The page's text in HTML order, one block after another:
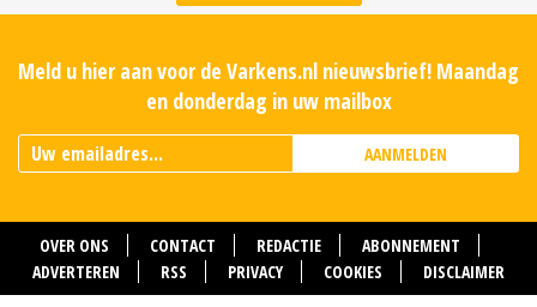
Meld u hier aan voor de Varkens.nl nieuwsbrief! Maandag
en donderdag in uw mailbox
AANMELDEN
OVER ONS CONTACT REDACTIE
ABONNEMENT
ADVERTEREN
RSS PRIVACY COOKIES DISCLAIMER